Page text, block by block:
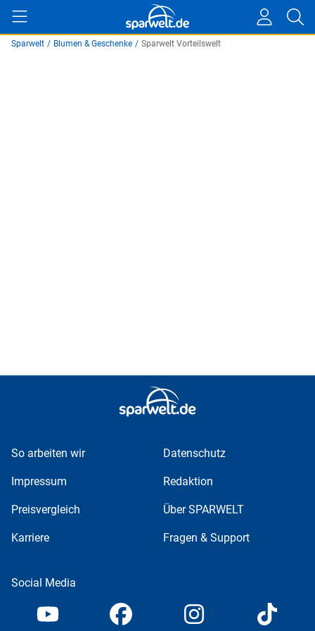
Sparwelt / Blumen & Geschenke / Sparwelt Vorteilswelt
So arbeiten wir Datenschutz
Impressum Redaktion
Preisvergleich Über SPARWELT
Karriere Fragen & Support
Social Media